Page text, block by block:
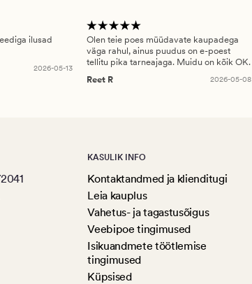
ilusad
2026-05-13
Olen teie poes müüdavate kaupadega
väga rahul, ainus puudus on e-poest
tellitu pika tarneajaga. Muidu on kõik OK.
Reet R
2026-05-08
KASULIK INFO
Kontaktandmed ja klienditugi
Leia kauplus
Vahetus- ja tagastusõigus
Veebipoe tingimused
Isikuandmete töötlemise
tingimused
Küpsised